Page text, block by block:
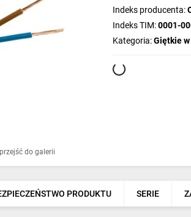
do galerii
Indeks producenta:
Indeks TIM:0001-
Kategoria:Giętkie
PRODUKTU SERIE